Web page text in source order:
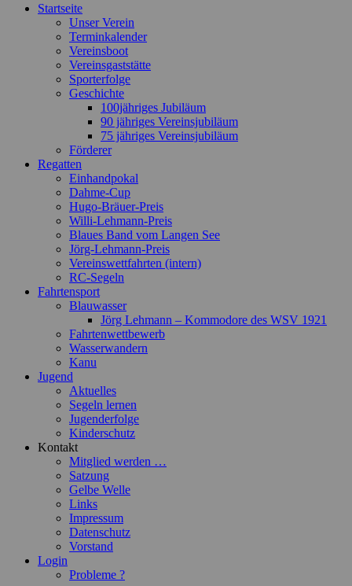
oben
Startseite
Unser Verein
Terminkalender
Vereinsboot
Vereinsgaststätte
Sporterfolge
Geschichte
100jähriges Jubiläum
90 jähriges Vereinsjubiläum
75 jähriges Vereinsjubiläum
Förderer
Regatten
Einhandpokal
Dahme-Cup
Hugo-Bräuer-Preis
Willi-Lehmann-Preis
Blaues Band vom Langen See
Jörg-Lehmann-Preis
Vereinswettfahrten (intern)
RC-Segeln
Fahrtensport
Blauwasser
Jörg Lehmann – Kommodore des WSV 1921
Fahrtenwettbewerb
Wasserwandern
Kanu
Jugend
Aktuelles
Segeln lernen
Jugenderfolge
Kinderschutz
Kontakt
Mitglied werden …
Satzung
Gelbe Welle
Links
Impressum
Datenschutz
Vorstand
Login
Probleme ?